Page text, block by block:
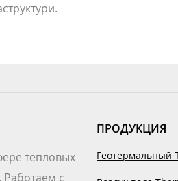
тепловых
Работаем с
ПРОДУКЦИЯ
Геотермальный